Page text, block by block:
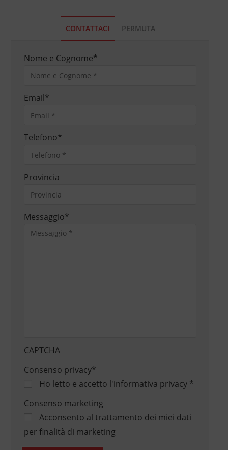
CONTATTACI PERMUTA
Nome e Cognome*
Email*
Telefono*
Provincia
Messaggio*
CAPTCHA
Consenso privacy*
Ho letto e accetto l'informativa privacy*
Consenso marketing
Acconsento al trattamento dei miei dati
per finalità di marketing